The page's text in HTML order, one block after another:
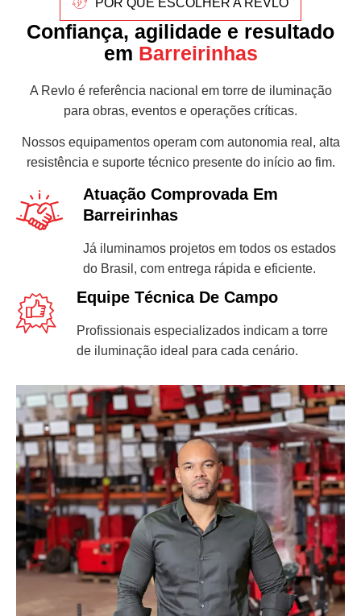
POR QUE ESCOLHER A REVLO
Confiança, agilidade e resultado
em Barreirinhas
A Revlo é referência nacional em torre de iluminação
para obras, eventos e operações críticas.
Nossos equipamentos operam com autonomia real, alta
resistência e suporte técnico presente do início ao fim.
Atuação Comprovada Em
Barreirinhas
Já iluminamos projetos em todos os estados
do Brasil, com entrega rápida e eficiente.
Equipe Técnica De Campo
Profissionais especializados indicam a torre
de iluminação ideal para cada cenário.